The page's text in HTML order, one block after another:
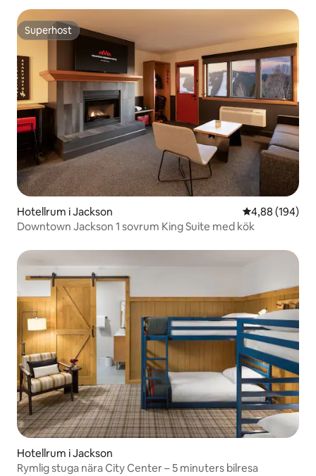
Superhost
Superhost
Hotellrum i Jackson 4,88 av 5 i
4,88 (194)
Downtown Jackson 1 sovrum King Suite med kök
Hotellrum i Jackson
Rymlig stuga nära City Center – 5 minuters bilresa